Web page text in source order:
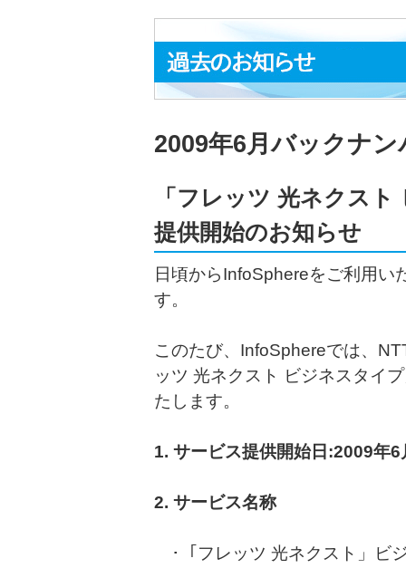
2009年6月バックナン
「フレッツ 光ネクス
提供開始のお知らせ
日頃からInfoSphereをご利用い
す。
このたび、InfoSphereでは、
ッツ 光ネクスト ビジネスタイ
たします。
1. サービス提供開始日:2009年6
2. サービス名称
･「フレッツ 光ネクスト」ビ